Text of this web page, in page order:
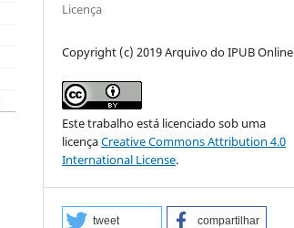
Licença
Copyright (c) 2019 Arquivo do IPUB Online
Este trabalho está licenciado sob uma
licençaCreative Commons Attribution 4.0
International License.
tweet compartilhar